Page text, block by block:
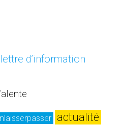
d’information
actualité